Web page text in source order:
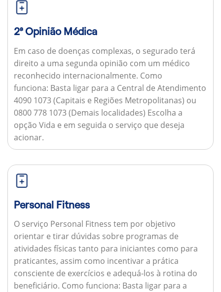
2ª Opinião Médica
Em caso de doenças complexas, o segurado terá
direito a uma segunda opinião com um médico
reconhecido internacionalmente. Como
funciona: Basta ligar para a Central de Atendimento
4090 1073 (Capitais e Regiões Metropolitanas) ou
0800 778 1073 (Demais localidades) Escolha a
opção Vida e em seguida o serviço que deseja
acionar.
Personal Fitness
O serviço Personal Fitness tem por objetivo
orientar e tirar dúvidas sobre programas de
atividades físicas tanto para iniciantes como para
praticantes, assim como incentivar a prática
consciente de exercícios e adequá-los à rotina do
beneficiário. Como funciona: Basta ligar para a